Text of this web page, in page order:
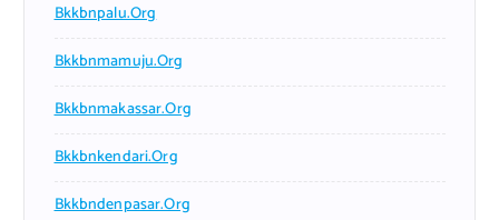
Bkkbnpalu.org
Bkkbnmamuju.org
Bkkbnmakassar.org
Bkkbnkendari.org
Bkkbndenpasar.org